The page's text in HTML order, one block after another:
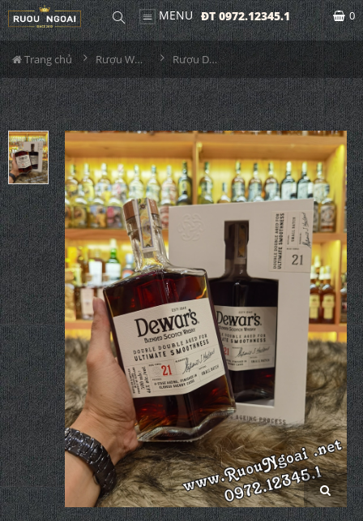
MENU ĐT 0972.12345.1 0
Trang chủ Rượu Whisky Rượu Dewars 21YO Utimate Smoothness